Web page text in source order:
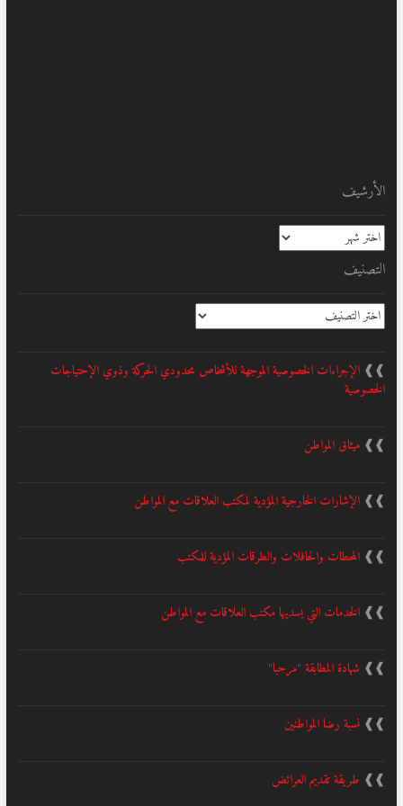
الأرشيف
الأرشيف
التصنيف
التصنيف
❱❱ الإجراءات الخصوصية الموجهة للأشخاص محدودي الحركة وذوي الإحتياجات
الخصوصية
❱❱ ميثاق المواطن
❱❱ الإشارات الخارجية المؤدية لمكتب العلاقات مع المواطن
❱❱ المحطات والحافلات والطرقات المؤدية للمكتب
❱❱ الخدمات التي يسديها مكتب العلاقات مع المواطن
❱❱ شهادة المطابقة "مرحبا"
❱❱ نسبة رضا المواطنين
❱❱ طريقة تقديم العرائض